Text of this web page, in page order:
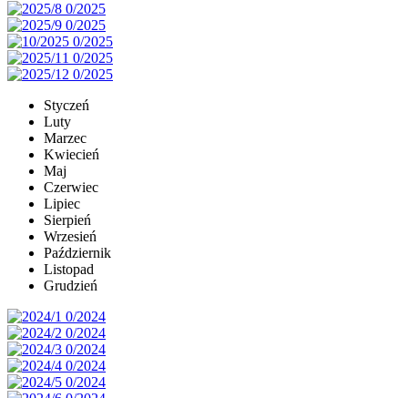
Styczeń
Luty
Marzec
Kwiecień
Maj
Czerwiec
Lipiec
Sierpień
Wrzesień
Październik
Listopad
Grudzień